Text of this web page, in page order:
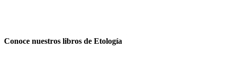
Conoce nuestros libros de Etología